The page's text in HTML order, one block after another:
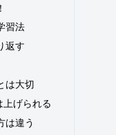
習法
返す
は大切
上げられる
は違う